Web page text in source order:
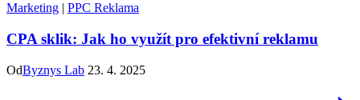
Marketing | PPC Reklama
CPA sklik: Jak ho využít pro efektivní reklamu
OdByznys Lab 23. 4. 2025